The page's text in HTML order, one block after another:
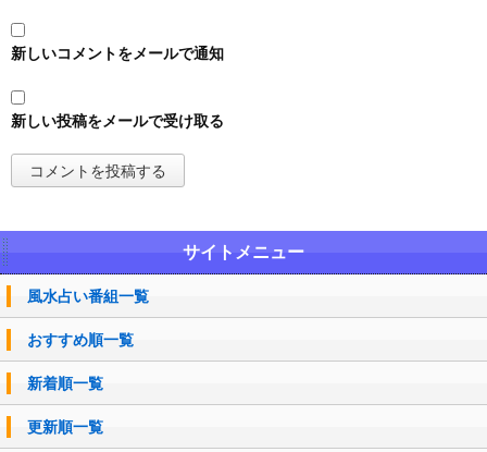
新しいコメントをメールで通知
新しい投稿をメールで受け取る
サイトメニュー
風水占い番組一覧
おすすめ順一覧
新着順一覧
更新順一覧